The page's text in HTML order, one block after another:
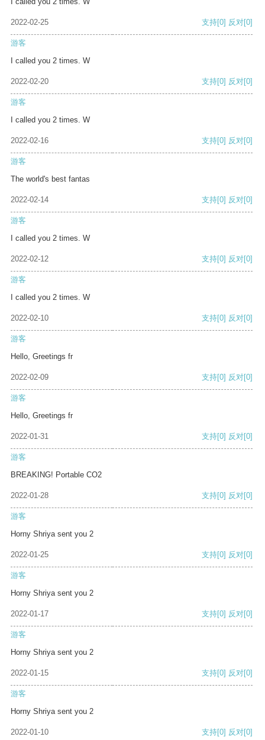
2022-02-25 支持[0] 反对[0]
游客
I called you 2 times. W
2022-02-20 支持[0] 反对[0]
游客
I called you 2 times. W
2022-02-16 支持[0] 反对[0]
游客
The world's best fantas
2022-02-14 支持[0] 反对[0]
游客
I called you 2 times. W
2022-02-12 支持[0] 反对[0]
游客
I called you 2 times. W
2022-02-10 支持[0] 反对[0]
游客
Hello, Greetings fr
2022-02-09 支持[0] 反对[0]
游客
Hello, Greetings fr
2022-01-31 支持[0] 反对[0]
游客
BREAKING! Portable CO2
2022-01-28 支持[0] 反对[0]
游客
Horny Shriya sent you 2
2022-01-25 支持[0] 反对[0]
游客
Horny Shriya sent you 2
2022-01-17 支持[0] 反对[0]
游客
Horny Shriya sent you 2
2022-01-15 支持[0] 反对[0]
游客
Horny Shriya sent you 2
2022-01-10 支持[0] 反对[0]